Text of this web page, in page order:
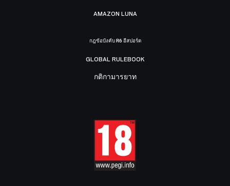
AMAZON LUNA
กฎข้อบังคับ R6 อีสปอร์ต
GLOBAL RULEBOOK
กติกามารยาท